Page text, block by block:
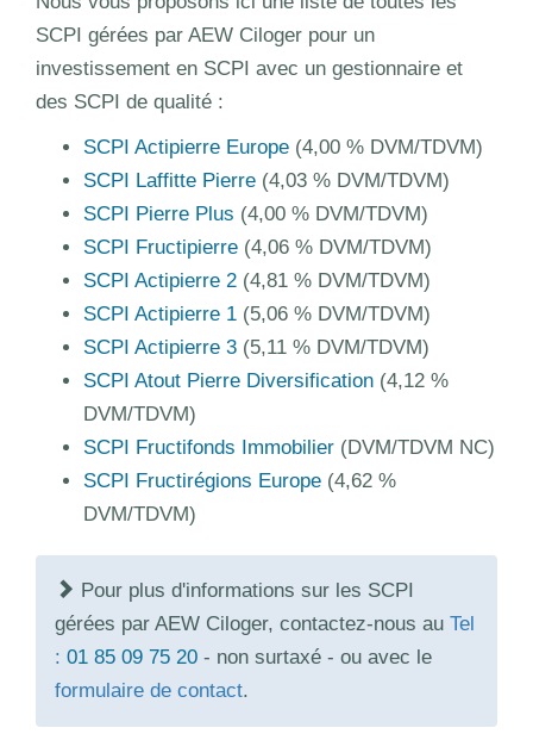
SCPI gérées par AEW Ciloger pour un
investissement en SCPI avec un gestionnaire et
des SCPI de qualité :
SCPI Actipierre Europe (4,00 % DVM/TDVM)
SCPI Laffitte Pierre (4,03 % DVM/TDVM)
SCPI Pierre Plus (4,00 % DVM/TDVM)
SCPI Fructipierre (4,06 % DVM/TDVM)
SCPI Actipierre 2 (4,81 % DVM/TDVM)
SCPI Actipierre 1 (5,06 % DVM/TDVM)
SCPI Actipierre 3 (5,11 % DVM/TDVM)
SCPI Atout Pierre Diversification (4,12 %
DVM/TDVM)
SCPI Fructifonds Immobilier (DVM/TDVM NC)
SCPI Fructirégions Europe (4,62 %
DVM/TDVM)
Pour plus d'informations sur les SCPI
gérées par AEW Ciloger, contactez-nous au Tel
: 01 85 09 75 20 - non surtaxé - ou avec le
formulaire de contact.